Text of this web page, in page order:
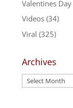
Valentines Day
Videos(34)
Viral (325)
Archives
Archives